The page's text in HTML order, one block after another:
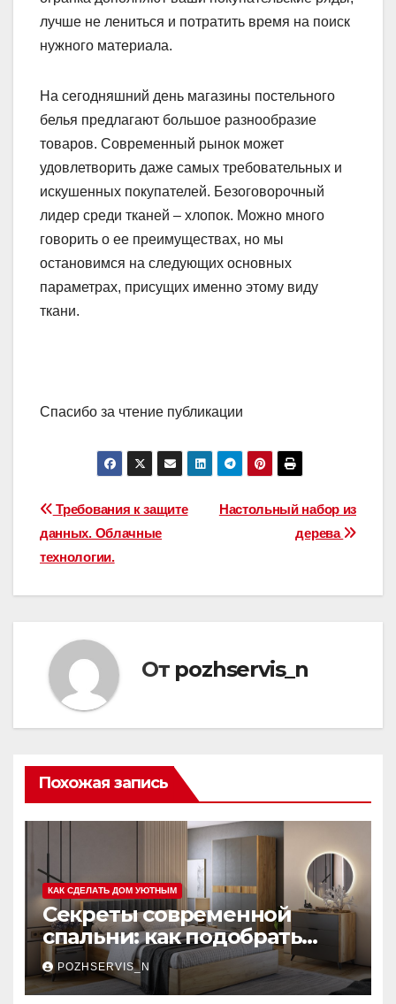
лучше не лениться и потратить время на поиск
нужного материала.
На сегодняшний день магазины постельного
белья предлагают большое разнообразие
товаров. Современный рынок может
удовлетворить даже самых требовательных и
искушенных покупателей. Безоговорочный
лидер среди тканей – хлопок. Можно много
говорить о ее преимуществах, но мы
остановимся на следующих основных
параметрах, присущих именно этому виду
ткани.
Спасибо за чтение публикации
Навигация
по
записям
Настольный набор из
дерева
Требования к защите
данных. Облачные
технологии.
От pozhservis_n
Похожая запись
КАК СДЕЛАТЬ ДОМ УЮТНЫМ
Секреты современной
спальни: как подобрать
мебель, которая меняет
пространство
POZHSERVIS_N